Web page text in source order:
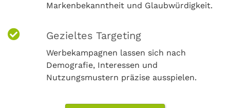
Markenbekanntheit und Glaubwürdigkeit.
Gezieltes Targeting
Werbekampagnen lassen sich nach
Demografie, Interessen und
Nutzungsmustern präzise ausspielen.